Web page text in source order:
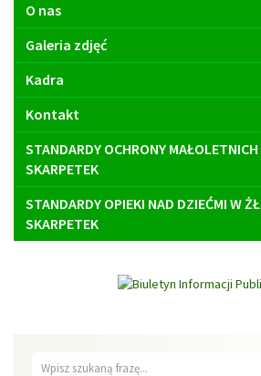
O nas
Galeria zdjęć
Kadra
Kontakt
STANDARDY OCHRONY
SKARPETEK
STANDARDY OPIEKI NAD DZIEĆMI W
SKARPETEK
Wyszukiwarka